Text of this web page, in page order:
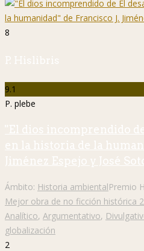
8
P. Hislibris
9.1
P. plebe
"El dios incomprendido
en la historia de la
Jiménez Espejo y José
Ámbito: Historia ambientalPremio
Mejor obra de no ficción histórica
Analítico, Argumentativo,
globalización
2